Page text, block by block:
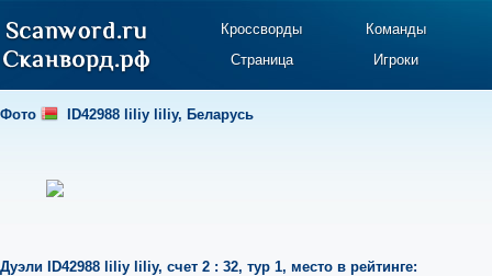
Кроссворды
Команды
Страница
Игроки
Фото ID42988 liliy liliy, Беларусь
Дуэли ID42988 liliy liliy, счет 2 : 32, тур 1, место в рейтинге: